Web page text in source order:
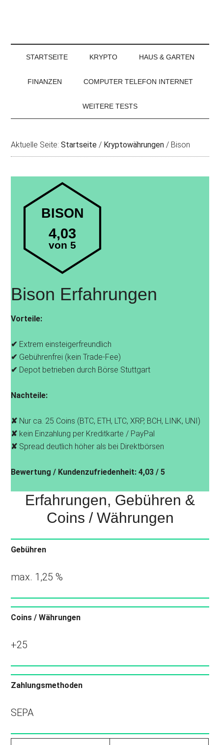
STARTSEITE KRYPTO HAUS & GARTEN
FINANZEN COMPUTER TELEFON INTERNET
WEITERE TESTS
Aktuelle Seite:Startseite / Kryptowährungen / Bison
BISON
4,03
von 5
Bison Erfahrungen
Vorteile:
✔ Extrem einsteigerfreundlich
✔ Gebührenfrei (kein Trade-Fee)
✔ Depot betrieben durch Börse Stuttgart
Nachteile:
✘ Nur ca. 25 Coins (BTC, ETH, LTC, XRP, BCH, LINK, UNI)
✘ kein Einzahlung per Kreditkarte / PayPal
✘ Spread deutlich höher als bei Direktbörsen
Bewertung / Kundenzufriedenheit: 4,03 / 5
Erfahrungen, Gebühren &
Coins / Währungen
Gebühren
max. 1,25 %
Coins / Währungen
+25
Zahlungsmethoden
SEPA